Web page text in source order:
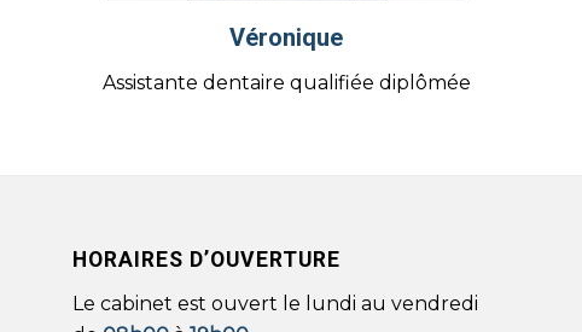
Véronique
Assistante dentaire qualifiée diplômée
HORAIRES D’OUVERTURE
Le cabinet est ouvert le lundi au vendredi